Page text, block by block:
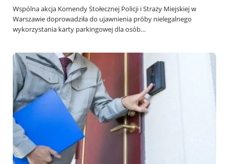
Wspólna akcja Komendy Stołecznej Policji i Straży Miejskiej w
Warszawie doprowadziła do ujawnienia próby nielegalnego
wykorzystania karty parkingowej dla osób…